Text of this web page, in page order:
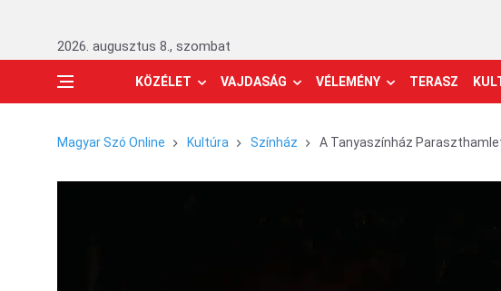
2026. augusztus 8., szombat
KÖZÉLET VAJDASÁG VÉLEMÉNY TERASZ
Magyar Szó Online Kultúra Színház A Tanyaszínház